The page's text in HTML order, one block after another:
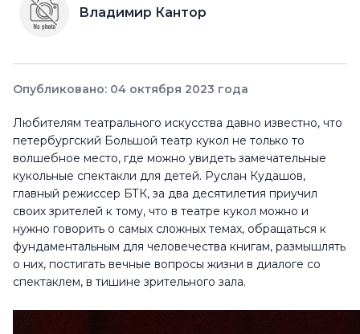
Владимир Кантор
Опубликовано: 04 октября 2023 года
Любителям театрального искусства давно известно, что
петербургский Большой театр кукол не только то
волшебное место, где можно увидеть замечательные
кукольные спектакли для детей. Руслан Кудашов,
главный режиссер БТК, за два десятилетия приучил
своих зрителей к тому, что в театре кукол можно и
нужно говорить о самых сложных темах, обращаться к
фундаментальным для человечества книгам, размышлять
о них, постигать вечные вопросы жизни в диалоге со
спектаклем, в тишине зрительного зала.